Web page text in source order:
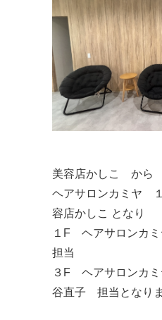
美容店かしこ から
ヘアサロンカミヤ
容店かしこ となり
１F ヘアサロンカ
担当
３F ヘアサロンカ
谷直子 担当となりま